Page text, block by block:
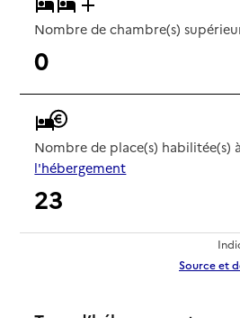
Nombre de chambre(s)
0
Nombre de place(s) habilitée(s)
l'hébergement
23
Source et